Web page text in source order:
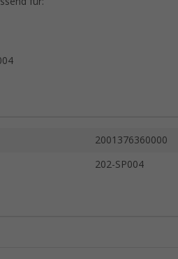
2001376360000
202-SP004